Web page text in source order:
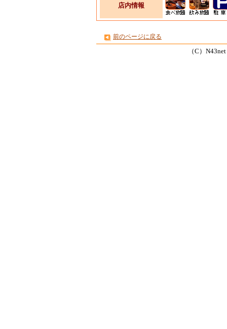
店内情報
前のページに戻る
（C）